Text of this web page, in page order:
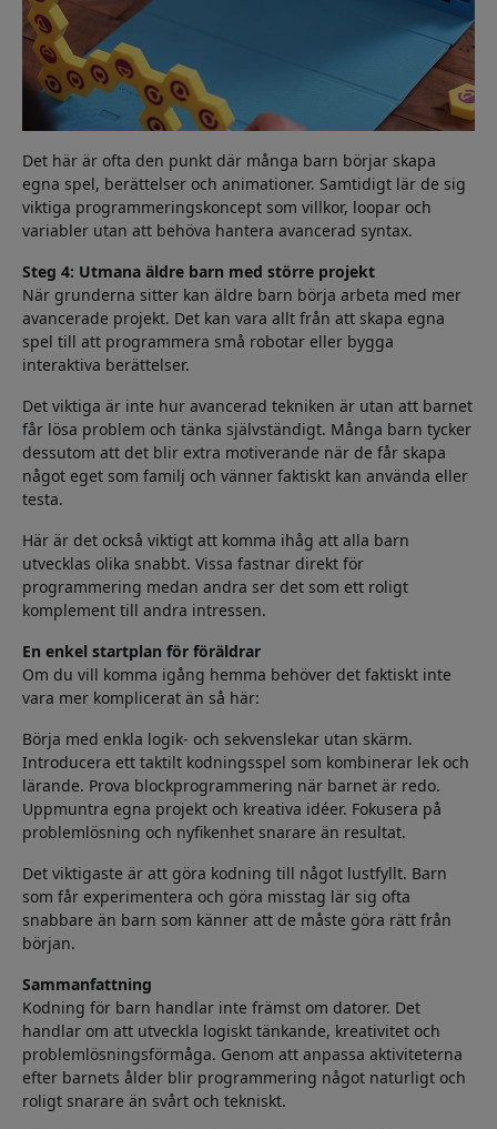
Det här är ofta den punkt där många barn börjar skapa
egna spel, berättelser och animationer. Samtidigt lär de sig
viktiga programmeringskoncept som villkor, loopar och
variabler utan att behöva hantera avancerad syntax.
Steg 4: Utmana äldre barn med större projekt
När grunderna sitter kan äldre barn börja arbeta med mer
avancerade projekt. Det kan vara allt från att skapa egna
spel till att programmera små robotar eller bygga
interaktiva berättelser.
Det viktiga är inte hur avancerad tekniken är utan att barnet
får lösa problem och tänka självständigt. Många barn tycker
dessutom att det blir extra motiverande när de får skapa
något eget som familj och vänner faktiskt kan använda eller
testa.
Här är det också viktigt att komma ihåg att alla barn
utvecklas olika snabbt. Vissa fastnar direkt för
programmering medan andra ser det som ett roligt
komplement till andra intressen.
En enkel startplan för föräldrar
Om du vill komma igång hemma behöver det faktiskt inte
vara mer komplicerat än så här:
Börja med enkla logik- och sekvenslekar utan skärm.
Introducera ett taktilt kodningsspel som kombinerar lek och
lärande. Prova blockprogrammering när barnet är redo.
Uppmuntra egna projekt och kreativa idéer. Fokusera på
problemlösning och nyfikenhet snarare än resultat.
Det viktigaste är att göra kodning till något lustfyllt. Barn
som får experimentera och göra misstag lär sig ofta
snabbare än barn som känner att de måste göra rätt från
början.
Sammanfattning
Kodning för barn handlar inte främst om datorer. Det
handlar om att utveckla logiskt tänkande, kreativitet och
problemlösningsförmåga. Genom att anpassa aktiviteterna
efter barnets ålder blir programmering något naturligt och
roligt snarare än svårt och tekniskt.